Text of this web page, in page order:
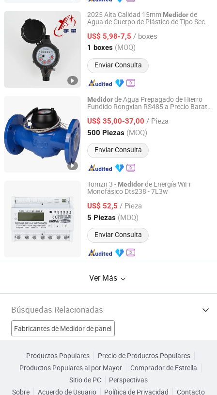
2025 Alta Calidad 15mm Medidorde
Agua de Cuerpo de Plástico de Tipo Seco
US$ 5,98-7,5 / boxes
1 boxes (MOQ)
Enviar Consulta
Ningbo Yuxing Water Meter Company Limited
Zhejiang, China Desde 2024
Medidorde Agua Prepagado de Hierro
Fundido Rongxian RS485 a Precio Barato
US$ 35,00-37,00 / Pieza
500 Piezas (MOQ)
Enviar Consulta
Shandong Rongxian Instrument Technology Co., Ltd.
Shandong, China Desde 2025
Tomzn 3 - Medidorde Energía WiFi
Monofásico Dts238 - 7L3w
US$ 52,5 / Pieza
5 Piezas (MOQ)
Enviar Consulta
Zhejiang Tongzheng Electric Co., Ltd.
Zhejiang, China Desde 2025
Ver Más
Búsquedas Relacionadas
Fabricantes de Medidor de panel
Fabricantes de Parte Medidor Fabricantes de Termómetro
Productos Populares
Precio de Productos Populares
Productos Populares al por Mayor
Comprador de Estrella
Sitio de PC
Perspectivas
Sobre
Acuerdo de Usuario Política de Privacidad Contacto